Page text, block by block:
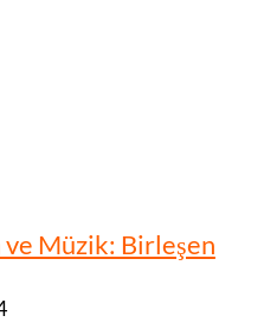
ve Müzik: Birleşen